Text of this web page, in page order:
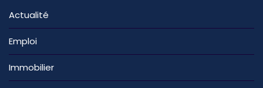
Actualité
Emploi
Immobilier